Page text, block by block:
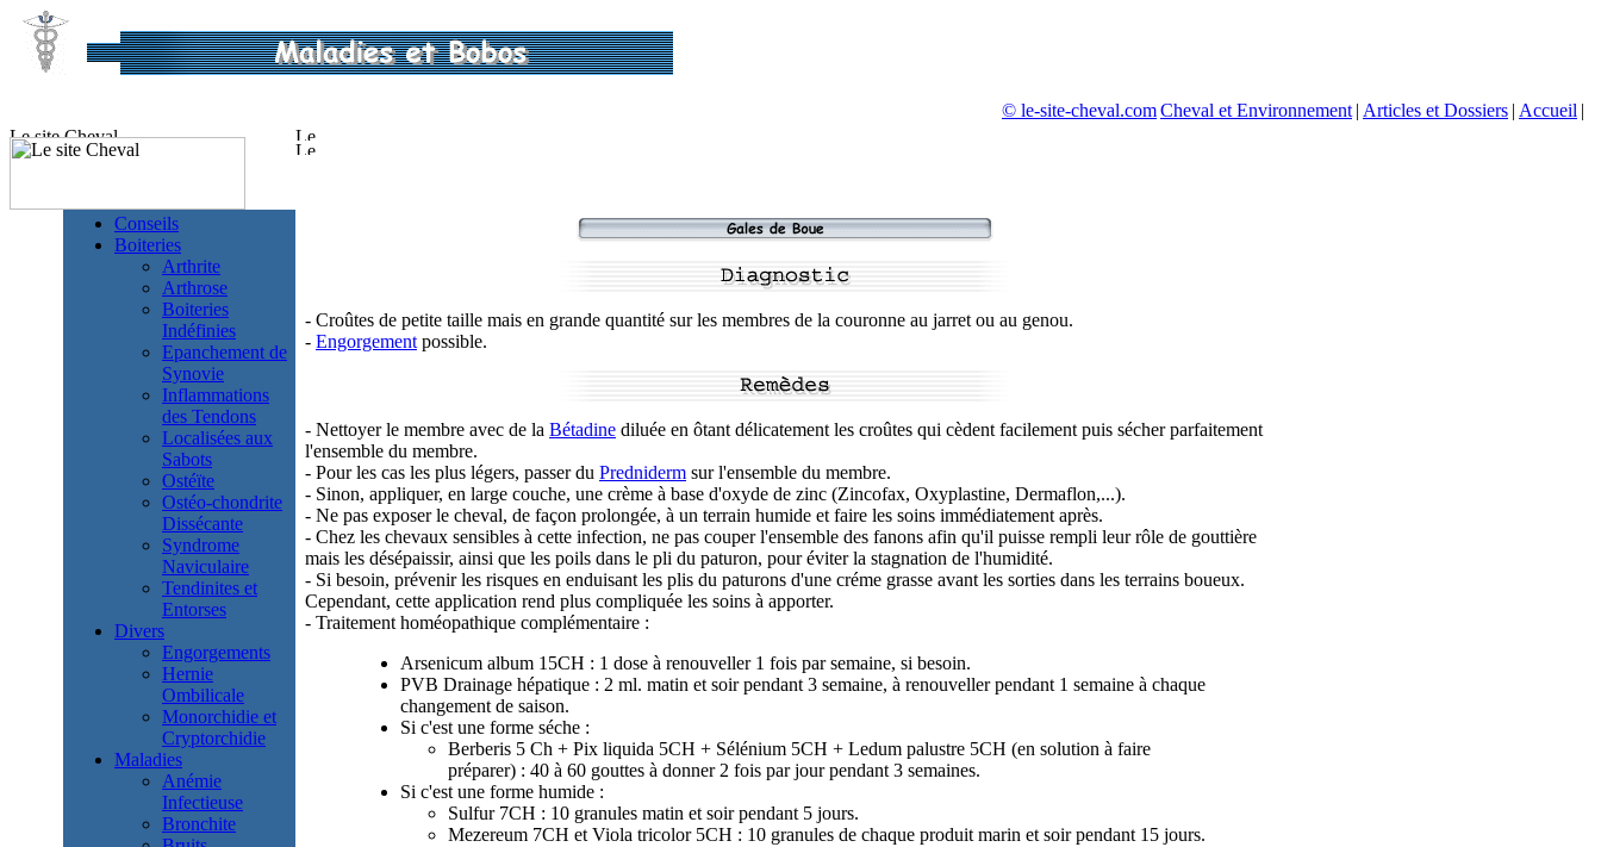
© le-site-cheval.comCheval et Environnement | Articles et Dossiers | Accueil |
Conseils
Boiteries
Arthrite
Arthrose
Boiteries
Indéfinies
Epanchement de
Synovie
Inflammations
des Tendons
Localisées aux
Sabots
Ostéïte
Ostéo-chondrite
Dissécante
Syndrome
Naviculaire
Tendinites et
Entorses
Divers
Engorgements
Hernie
Ombilicale
Monorchidie et
Cryptorchidie
Maladies
Anémie
Infectieuse
Bronchite
- Croûtes de petite taille mais en grande quantité sur les membres de la couronne au jarret ou au genou.
- Engorgement possible.
- Nettoyer le membre avec de la Bétadine diluée en ôtant délicatement les croûtes qui cèdent facilement puis sécher parfaitement
l'ensemble du membre.
- Pour les cas les plus légers, passer du Predniderm sur l'ensemble du membre.
- Sinon, appliquer, en large couche, une crème à base d'oxyde de zinc (Zincofax, Oxyplastine, Dermaflon,...).
- Ne pas exposer le cheval, de façon prolongée, à un terrain humide et faire les soins immédiatement après.
- Chez les chevaux sensibles à cette infection, ne pas couper l'ensemble des fanons afin qu'il puisse rempli leur rôle de gouttière
mais les désépaissir, ainsi que les poils dans le pli du paturon, pour éviter la stagnation de l'humidité.
- Si besoin, prévenir les risques en enduisant les plis du paturons d'une créme grasse avant les sorties dans les terrains boueux.
Cependant, cette application rend plus compliquée les soins à apporter.
- Traitement homéopathique complémentaire :
Arsenicum album 15CH : 1 dose à renouveller 1 fois par semaine, si besoin.
PVB Drainage hépatique : 2 ml. matin et soir pendant 3 semaine, à renouveller pendant 1 semaine à chaque
changement de saison.
Si c'est une forme séche :
Berberis 5 Ch + Pix liquida 5CH + Sélénium 5CH + Ledum palustre 5CH (en solution à faire
préparer) : 40 à 60 gouttes à donner 2 fois par jour pendant 3 semaines.
Si c'est une forme humide :
Sulfur 7CH : 10 granules matin et soir pendant 5 jours.
Mezereum 7CH et Viola tricolor 5CH : 10 granules de chaque produit marin et soir pendant 15 jours.